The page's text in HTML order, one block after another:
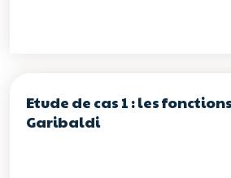
Etude de cas 1 : les
Garibaldi